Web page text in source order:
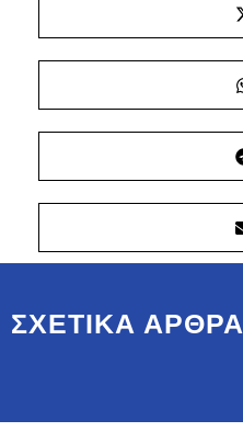
ΣΧΕΤΙΚΑ ΑΡΘΡΑ